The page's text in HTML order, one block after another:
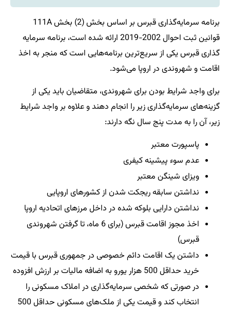
برنامه سرمایه‌گذاری قبرس بر اساس بخش (2) بخش 111A
قوانین ثبت احوال 2002-2019 ارائه شده است، برنامه سرمایه
گذاری قبرس یکی از سریع‌ترین برنامه‌هایی است که منجر به اخذ
اقامت و شهروندی در اروپا می‌شود.
برای واجد شرایط بودن برای شهروندی، متقاضیان باید یکی از
گزینه‌های سرمایه‌گذاری زیر را انجام دهند و علاوه بر واجد شرایط
زیر، آن را به مدت پنج سال نگه دارند:
پاسپورت معتبر
عدم سوء پیشینه کیفری
ویزای شینگن معتبر
نداشتن سابقه ریجکت شدن از کشورهای اروپایی
نداشتن دارایی بلوکه شده در داخل مرزهای اتحادیه اروپا
اخذ مجوز اقامت قبرس (برای 6 ماه، تا گرفتن شهروندی
قبرس)
داشتن یک اقامت دائم خصوصی در جمهوری قبرس با قیمت
خرید حداقل 500 هزار یورو به اضافه مالیات بر ارزش افزوده
در صورتی که شخصی سرمایه‌گذاری در املاک مسکونی را
انتخاب کند و قیمت یکی از ملک‌های مسکونی حداقل 500